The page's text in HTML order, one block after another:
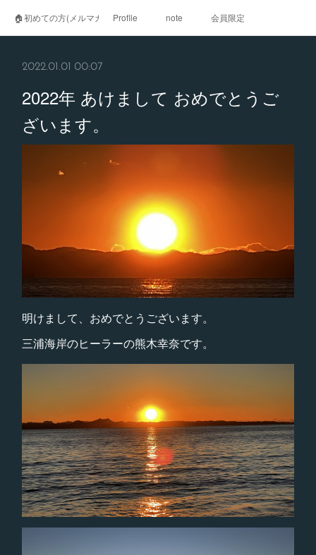
🏠初めての方(メルマガ登録)Profile note 会員限定
2022.01.01 00:07
2022年 あけまして おめでとうご
ざいます。
明けまして、おめでとうございます。
三浦海岸のヒーラーの熊木幸奈です。